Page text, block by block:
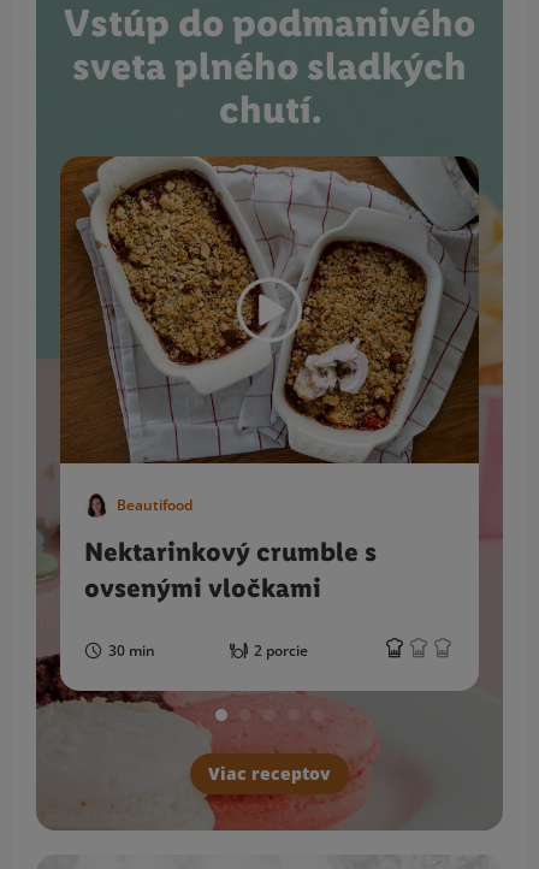
Vstúp do podmanivého
sveta plného sladkých
chutí.
Beautifood
Nektarinkový crumble s
ovsenými vločkami
30 min 2 porcie
Viac receptov